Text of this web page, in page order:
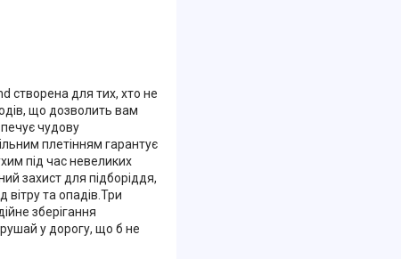
створена для тих, хто не
що дозволить вам
чудову
плетінням гарантує
під час невеликих
захист для підборіддя,
та опадів.Три
зберігання
у дорогу, що б не